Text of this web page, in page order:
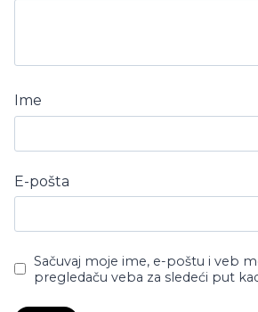
Ime
E-pošta
Sačuvaj moje ime, e-poštu i veb
pregledaču veba za sledeći put